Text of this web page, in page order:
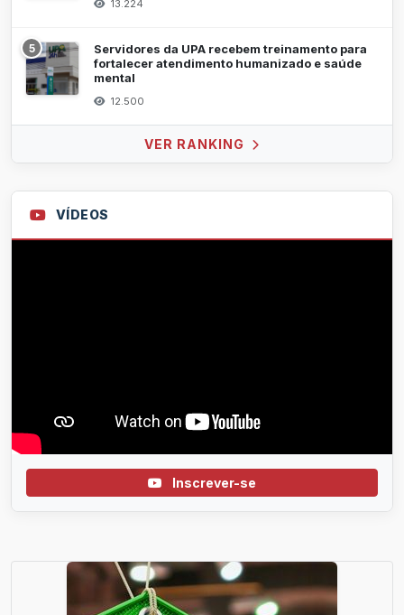
13.224
5
Servidores da UPA recebem treinamento para
fortalecer atendimento humanizado e saúde
mental
12.500
VER RANKING
VÍDEOS
Inscrever-se